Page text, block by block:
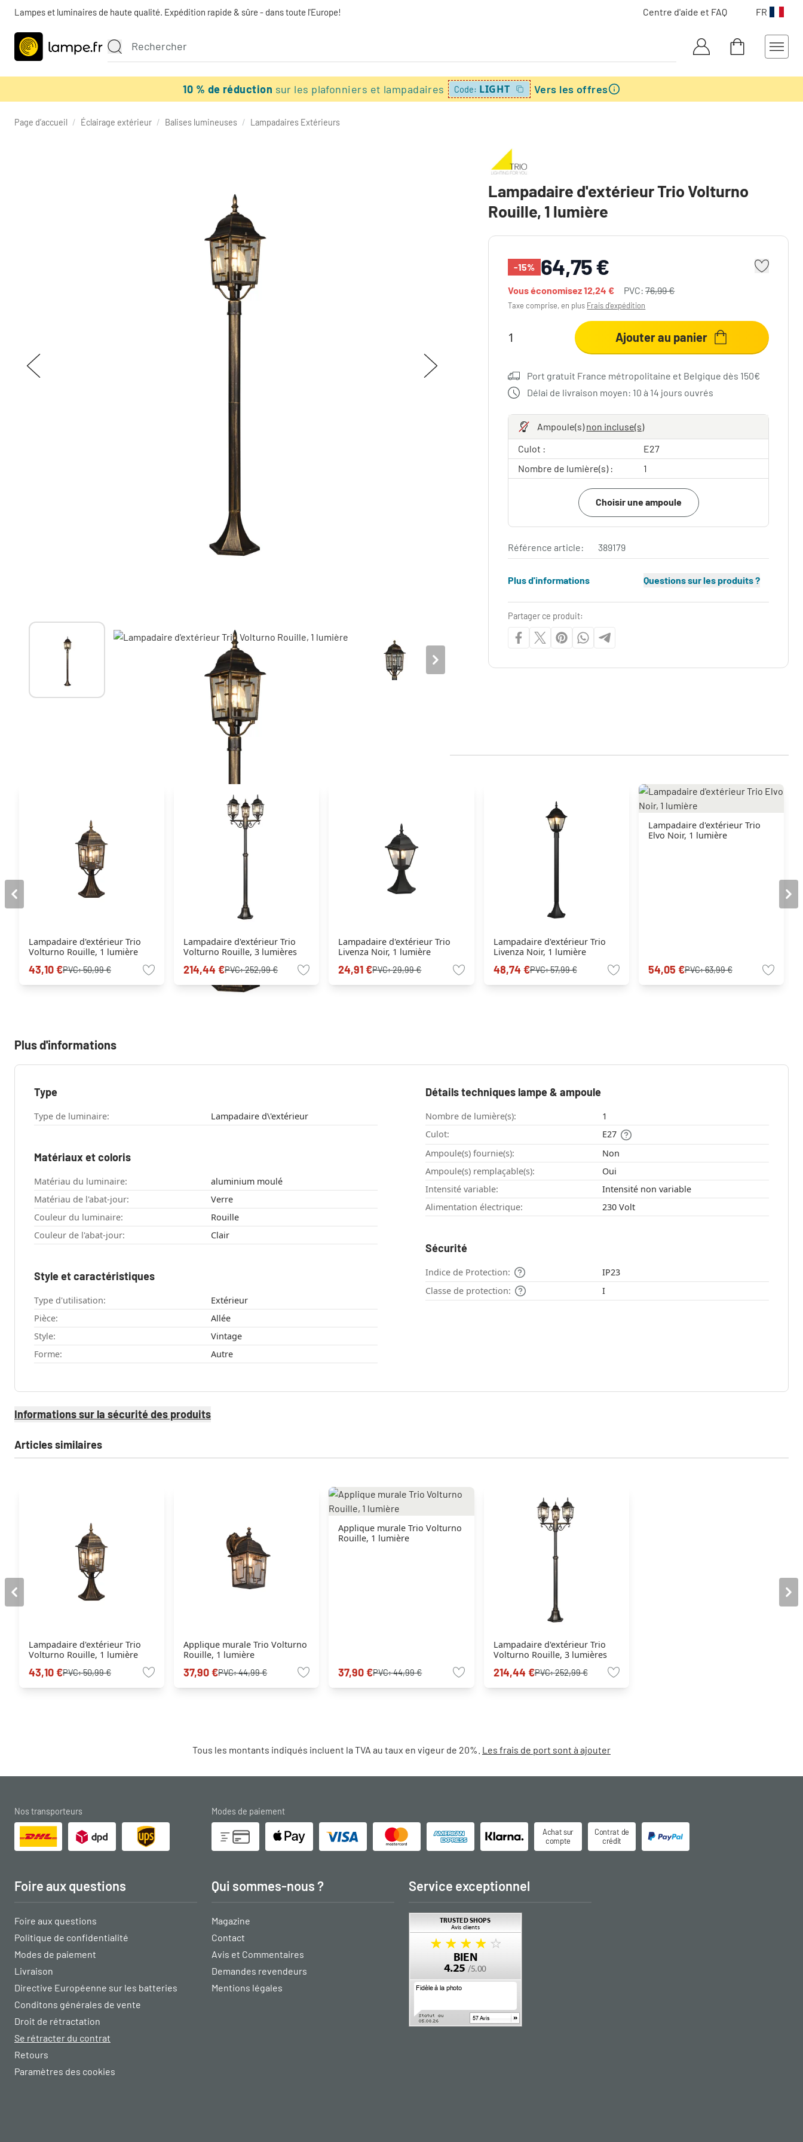
Lampes et luminaires de haute qualité. Expédition rapide & sûre - dans toute l'Europe! Centre d'aide et FAQ FR
10 % de réduction sur les plafonniers et lampadaires Code: LIGHT Vers les offres
Page d’accueil / Éclairage extérieur / Balises lumineuses / Lampadaires Extérieurs
Lampadaire d'extérieur Trio Volturno
Rouille, 1 lumière
-15% 64,75 €
Vous économisez12,24 € PVC:76,99 €
Taxe comprise, en plus Frais d'expédition
Ajouter au panier
Port gratuit France métropolitaine et Belgique dès 150€
Délai de livraison moyen: 10 à 14 jours ouvrés
Ampoule(s)non incluse(s)
Culot :
E27
Nombre de lumière(s) :
1
Choisir une ampoule
Référence article: 389179
Plus d'informations Questions sur les produits ?
Partager ce produit:
Lampadaire d'extérieur Trio
Volturno Rouille, 1 lumière
43,10 €PVC:50,99 €
Lampadaire d'extérieur Trio
Volturno Rouille, 3 lumières
214,44 €PVC:252,99 €
Lampadaire d'extérieur Trio
Livenza Noir, 1 lumière
24,91 €PVC:29,99 €
Lampadaire d'extérieur Trio
Livenza Noir, 1 lumière
48,74 €PVC:57,99 €
Lampadaire d'extérieur Trio
Elvo Noir, 1 lumière
54,05 €PVC:63,99 €
Plus d'informations
Type
Type de luminaire: Lampadaire d\'extérieur
Matériaux et coloris
Matériau du luminaire:
aluminium moulé
Matériau de l'abat-jour:
Verre
Couleur du luminaire:
Rouille
Couleur de l'abat-jour:
Clair
Style et caractéristiques
Type d'utilisation:
Extérieur
Pièce:
Allée
Style:
Vintage
Forme:
Autre
Détails techniques lampe & ampoule
Nombre de lumière(s):
1
Culot:
E27
Ampoule(s) fournie(s):
Non
Ampoule(s) remplaçable(s):
Oui
Intensité variable:
Intensité non variable
Alimentation électrique:
230 Volt
Sécurité
Indice de Protection:
IP23
Classe de protection:
I
Informations sur la sécurité des produits
Articles similaires
Lampadaire d'extérieur Trio
Volturno Rouille, 1 lumière
43,10 €PVC:50,99 €
Applique murale Trio Volturno
Rouille, 1 lumière
37,90 €PVC:44,99 €
Applique murale Trio Volturno
Rouille, 1 lumière
37,90 €PVC:44,99 €
Lampadaire d'extérieur Trio
Volturno Rouille, 3 lumières
214,44 €PVC:252,99 €
Tous les montants indiqués incluent la TVA au taux en vigeur de 20%. Les frais de port sont à ajouter
Nos transporteurs Modes de paiement
Achat sur
compte
Contrat de
crédit
Foire aux questions
Foire aux questions
Politique de confidentialité
Modes de paiement
Livraison
Directive Européenne sur les batteries
Conditons générales de vente
Droit de rétractation
Se rétracter du contrat
Retours
Paramètres des cookies
Qui sommes-nous ?
Magazine
Contact
Avis et Commentaires
Demandes revendeurs
Mentions légales
Service exceptionnel